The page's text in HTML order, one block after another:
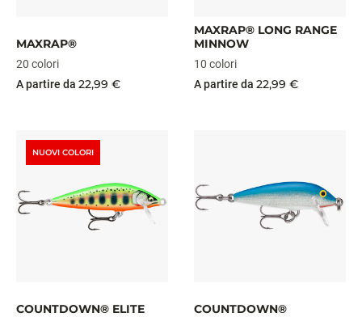
MAXRAP®
20 colori
A partire da 22,99 €
MAXRAP® LONG RANGE
MINNOW
10 colori
A partire da 22,99 €
NUOVI COLORI
COUNTDOWN® ELITE COUNTDOWN®